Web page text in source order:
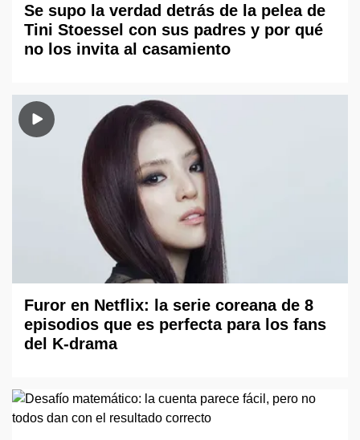
Se supo la verdad detrás de la pelea de
Tini Stoessel con sus padres y por qué
no los invita al casamiento
Furor en Netflix: la serie coreana de 8
episodios que es perfecta para los fans
del K-drama